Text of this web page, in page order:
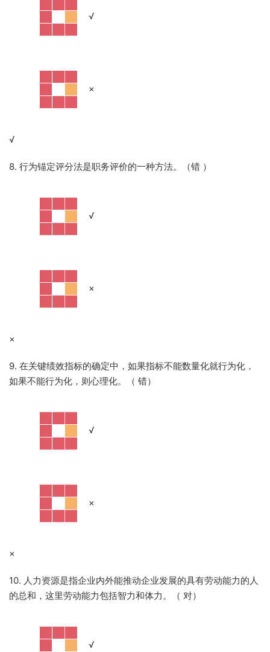
√
×
√
8. 行为锚定评分法是职务评价的一种方法。（错 ）
√
×
×
9. 在关键绩效指标的确定中，如果指标不能数量化就行为化，
如果不能行为化，则心理化。（ 错）
√
×
×
10. 人力资源是指企业内外能推动企业发展的具有劳动能力的人
的总和，这里劳动能力包括智力和体力。（ 对）
√